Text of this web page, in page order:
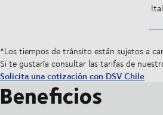
*Los tiempos de tránsito están sujetos a
Si te gustaría consultar las tarifas de
Solicita una cotización con DSV Chile
Beneficios